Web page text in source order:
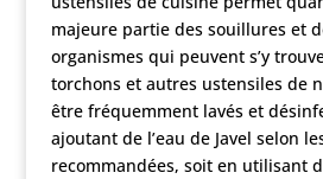
majeure partie des souillures et
organismes qui peuvent s’y
torchons et autres ustensiles de
être fréquemment lavés et
ajoutant de l’eau de Javel selon
recommandées, soit en utilisant